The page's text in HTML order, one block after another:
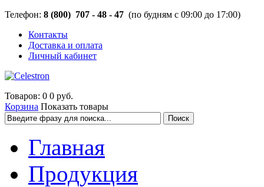
Телефон: 8 (800) 707 - 48 - 47 (по будням с 09:00 до 17:00)
Контакты
Доставка и оплата
Личный кабинет
Товаров: 0 0 руб.
Корзина Показать товары
Главная
Продукция